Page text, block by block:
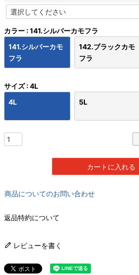
必
須
)
カラー 141.シルバーカモフラ
141.シルバーカモ
フラ
142.ブラックカモ
フラ
サイズ 4L
4L
5L
カートに入れる
商品についてのお問い合わせ
返品特約について
レビューを書く